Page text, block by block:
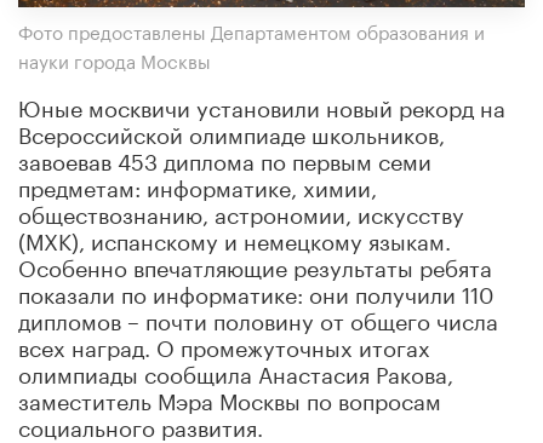
Фото предоставлены Департаментом образования и
науки города Москвы
Юные москвичи установили новый рекорд на
Всероссийской олимпиаде школьников,
завоевав 453 диплома по первым семи
предметам: информатике, химии,
обществознанию, астрономии, искусству
(МХК), испанскому и немецкому языкам.
Особенно впечатляющие результаты ребята
показали по информатике: они получили 110
дипломов – почти половину от общего числа
всех наград. О промежуточных итогах
олимпиады сообщила Анастасия Ракова,
заместитель Мэра Москвы по вопросам
социального развития.